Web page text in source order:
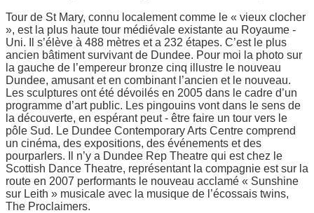
Tour de St Mary, connu localement comme le « vieux clocher
», est la plus haute tour médiévale existante au Royaume -
Uni. Il s’élève à 488 mètres et a 232 étapes. C’est le plus
ancien bâtiment survivant de Dundee. Pour moi la photo sur
la gauche de l’empereur bronze cinq illustre le nouveau
Dundee, amusant et en combinant l’ancien et le nouveau.
Les sculptures ont été dévoilés en 2005 dans le cadre d’un
programme d’art public. Les pingouins vont dans le sens de
la découverte, en espérant peut - être faire un tour vers le
pôle Sud. Le Dundee Contemporary Arts Centre comprend
un cinéma, des expositions, des événements et des
pourparlers. Il n’y a Dundee Rep Theatre qui est chez le
Scottish Dance Theatre, représentant la compagnie est sur la
route en 2007 performants le nouveau acclamé « Sunshine
sur Leith » musicale avec la musique de l’écossais twins,
The Proclaimers.